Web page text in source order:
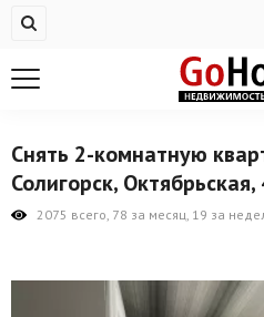
Купить квартиру
На сутки
Новостройки
Комерческая
Снять 2-комнатную
Солигорск, Октябрьская,
2075 всего, 78 за месяц, 19 за